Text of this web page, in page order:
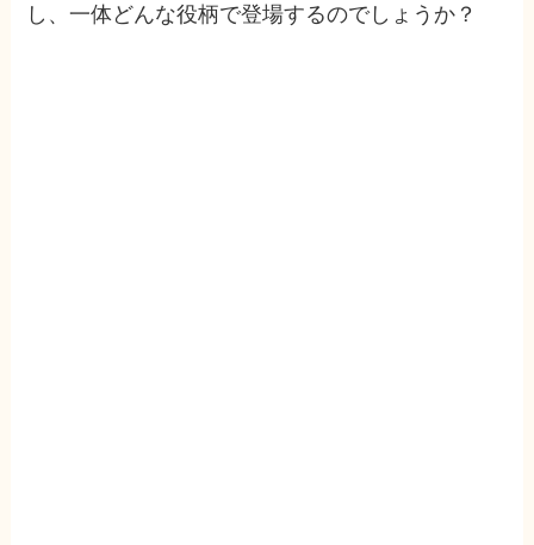
し、一体どんな役柄で登場するのでしょうか？